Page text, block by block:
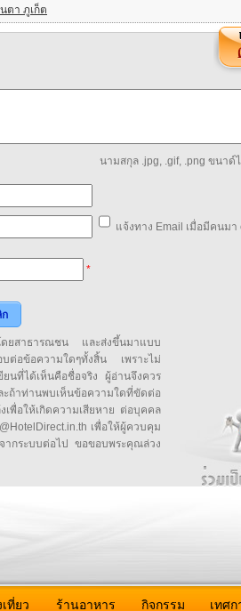
ตา ภูเก็ต
นามสกุล .jpg, .gif, .png ขนาด์
แจ้งทาง Email เมื่อมีคนมา
*
ก
ดยสาธารณชน และส่งขึ้นมาแบบ
อข้อความใดๆทั้งสิ้น เพราะไม่
ยนที่ได้เห็นคือชื่อจริง ผู้อ่านจึงควร
ท่านพบเห็นข้อความใดที่ขัดต่อ
เพื่อให้เกิดความเสียหาย ต่อบุคคล
เพื่อให้ผู้ควบคุม
ากระบบต่อไป ขอขอบพระคุณล่วง
ที่ยว ร้านอาหาร กิจกรรม เทศก